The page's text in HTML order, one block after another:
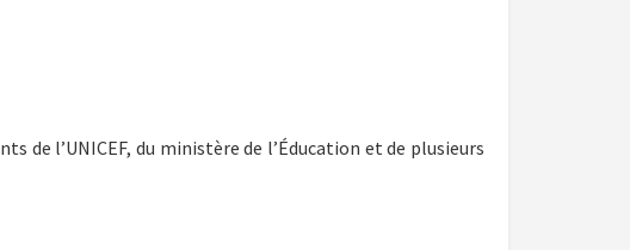
de l’UNICEF, du ministère de l’Éducation et de plusieurs